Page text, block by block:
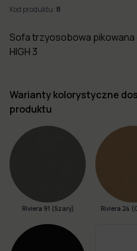
Kod produktu: 8
Sofa trzyosobowa
HIGH 3
Warianty kolorystyczne
produktu
Riviera 91 (Szary) Riviera 24